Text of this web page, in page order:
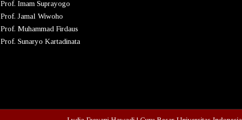
Prof. Imam Suprayogo
Prof. Jamal Wiwoho
Prof. Muhammad Firdaus
Prof. Sunaryo Kartadinata